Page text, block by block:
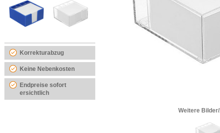
Korrekturabzug
Keine Nebenkosten
Endpreise sofort
ersichtlich
Weitere